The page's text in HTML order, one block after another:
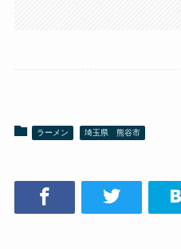
ラーメン 埼玉県 熊谷市